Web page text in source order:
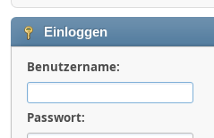
Einloggen
Benutzername:
Passwort: